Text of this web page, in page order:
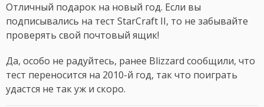
Отличный подарок на новый год. Если вы
подписывались на тест StarCraft II, то не забывайте
проверять свой почтовый ящик!
Да, особо не радуйтесь, ранее Blizzard сообщили, что
тест переносится на 2010-й год, так что поиграть
удастся не так уж и скоро.